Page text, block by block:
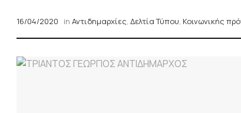
16/04/2020 in Αντιδημαρχίες, Δελτία Τύπου, Κοινωνικής